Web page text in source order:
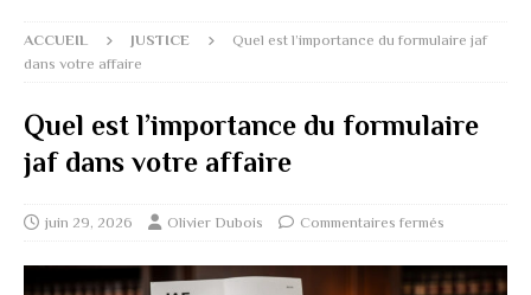
ACCUEIL JUSTICE
Quel est l’importance du formulaire jaf
dans votre affaire
Quel est l’importance du formulaire
jaf dans votre affaire
juin 29, 2026 Olivier Dubois Commentaires fermés